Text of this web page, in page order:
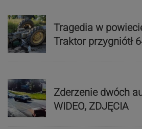
Tragedia w
Traktor przygniótł
Zderzenie dwóch
WIDEO, ZDJĘCIA